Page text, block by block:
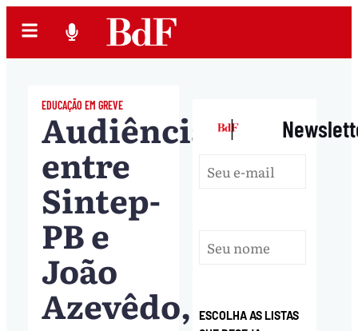
EDUCAÇÃO EM GREVE
Audiência,
entre
Sintep-
PB e
João
Azevêdo,
|
ESCOLHA AS LISTAS